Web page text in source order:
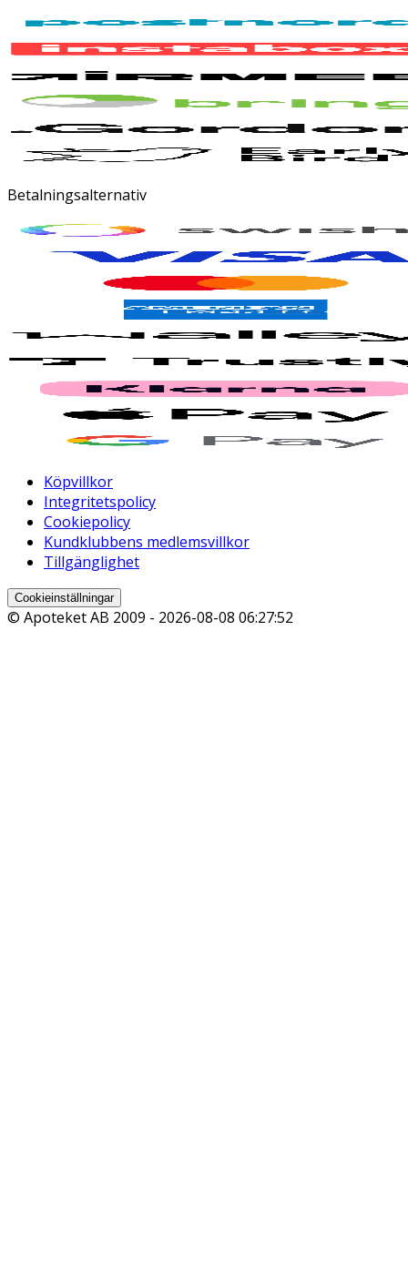
Betalningsalternativ
Köpvillkor
Integritetspolicy
Cookiepolicy
Kundklubbens medlemsvillkor
Tillgänglighet
Cookieinställningar
© Apoteket AB 2009 - 2026-08-08 06:27:52